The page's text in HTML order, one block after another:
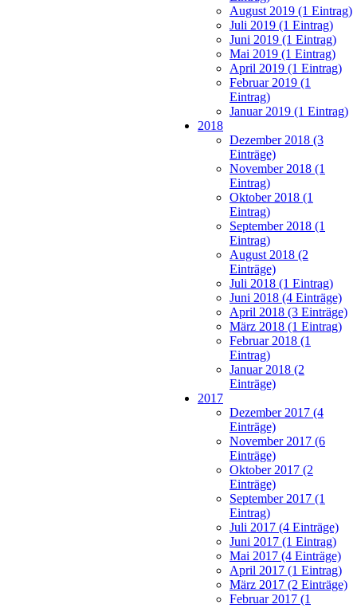
August 2019 (1 Eintrag)
Juli 2019 (1 Eintrag)
Juni 2019 (1 Eintrag)
Mai 2019 (1 Eintrag)
April 2019 (1 Eintrag)
Februar 2019 (1
Eintrag)
Januar 2019 (1 Eintrag)
2018
Dezember 2018 (3
Einträge)
November 2018 (1
Eintrag)
Oktober 2018 (1
Eintrag)
September 2018 (1
Eintrag)
August 2018 (2
Einträge)
Juli 2018 (1 Eintrag)
Juni 2018 (4 Einträge)
April 2018 (3 Einträge)
März 2018 (1 Eintrag)
Februar 2018 (1
Eintrag)
Januar 2018 (2
Einträge)
2017
Dezember 2017 (4
Einträge)
November 2017 (6
Einträge)
Oktober 2017 (2
Einträge)
September 2017 (1
Eintrag)
Juli 2017 (4 Einträge)
Juni 2017 (1 Eintrag)
Mai 2017 (4 Einträge)
April 2017 (1 Eintrag)
März 2017 (2 Einträge)
Februar 2017 (1